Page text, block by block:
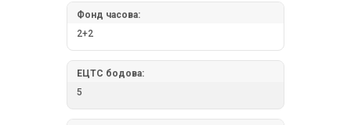
Фонд часова:
2+2
ЕЦТС бодова:
5